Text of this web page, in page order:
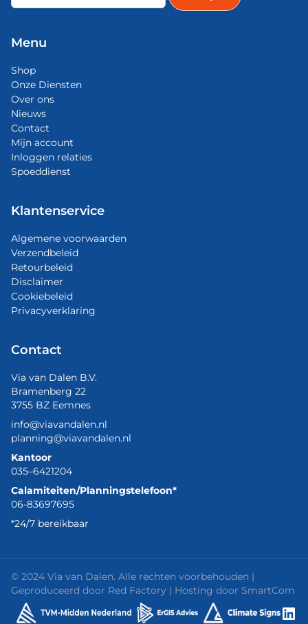
Menu
Shop
Onze Diensten
Over ons
Nieuws
Contact
Mijn account
Inloggen relaties
Spoeddienst
Klantenservice
Algemene voorwaarden
Verzendbeleid
Retourbeleid
Disclaimer
Cookiebeleid
Privacyverklaring
Contact
Via van Dalen B.V.
Bramenberg 22
3755 BZ Eemnes
info@viavandalen.nl
planning@viavandalen.nl
Kantoor
035–6421204
Calamiteiten/Planningstelefoon*
06-83697695
*24/7 bereikbaar
© 2024 Via van Dalen. Alle rechten voorbehouden |
Geproduceerd door Red Factory | Hosting door SmartCom